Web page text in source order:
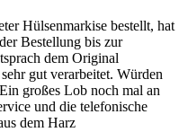
Hülsenmarkise bestellt, hat
Bestellung bis zur
dem Original
gut verarbeitet. Würden
großes Lob noch mal an
und die telefonische
dem Harz